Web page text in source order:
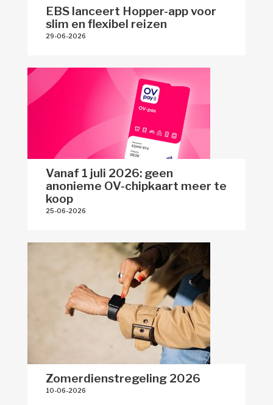
EBS lanceert Hopper-app voor
slim en flexibel reizen
29-06-2026
Vanaf 1 juli 2026: geen
anonieme OV-chipkaart meer te
koop
25-06-2026
Zomerdienstregeling 2026
10-06-2026